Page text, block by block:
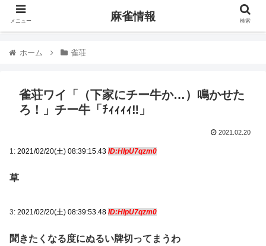
ホーム 雀荘
雀荘ワイ「（下家にチー牛か…）鳴かせた
ろ！」チー牛「ﾁｨｨｨｨ‼」
2021.02.20
1: 2021/02/20(土) 08:39:15.43 ID:HIpU7qzm0
草
3: 2021/02/20(土) 08:39:53.48 ID:HIpU7qzm0
聞きたくなる度にぬるい牌切ってまうわ
メニュー 麻雀情報 検索